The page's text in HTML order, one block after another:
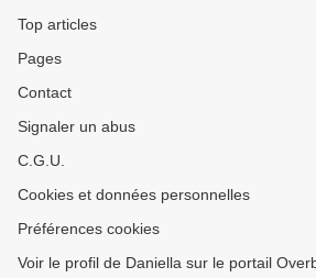
Top articles
Pages
Contact
Signaler un abus
C.G.U.
Cookies et données personnelles
Préférences cookies
Voir le profil de Daniella sur le portail